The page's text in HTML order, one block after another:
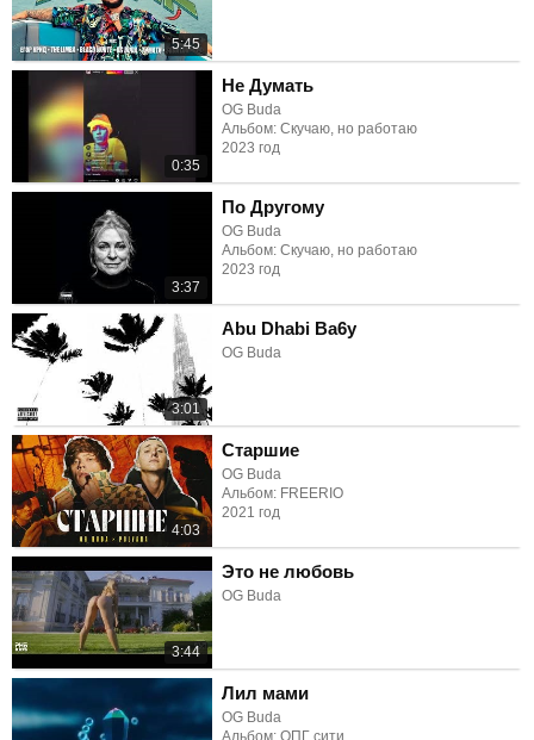
5:45
0:35
Не Думать
OG Buda
Альбом: Скучаю, но работаю
2023 год
3:37
По Другому
OG Buda
Альбом: Скучаю, но работаю
2023 год
3:01
Abu Dhabi Ba6y
OG Buda
4:03
Старшие
OG Buda
Альбом: FREERIO
2021 год
3:44
Это не любовь
OG Buda
Лил мами
OG Buda
Альбом: ОПГ сити